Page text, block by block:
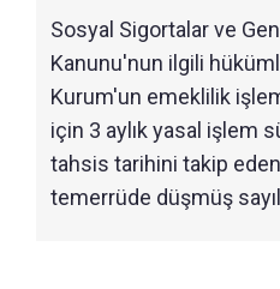
Sosyal Sigortalar ve
Kanunu'nun ilgili
Kurum'un emeklilik
için 3 aylık yasal işlem
tahsis tarihini takip
temerrüde düşmüş